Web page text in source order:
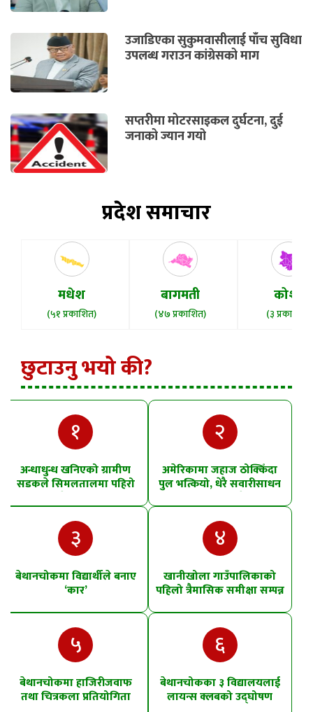
उजाडिएका सुकुमवासीलाई पाँच सुविधा
उपलब्ध गराउन कांग्रेसको माग
सप्तरीमा मोटरसाइकल दुर्घटना, दुई
जनाको ज्यान गयो
प्रदेश समाचार
मधेश
(५१ प्रकाशित)
बागमती
(४७ प्रकाशित)
कोशी
(३ प्रकाशित)
छुटाउनु भयो की?
१
अन्धाधुन्ध खनिएको ग्रामीण
सडकले सिमलतालमा पहिरो
२
अमेरिकामा जहाज ठोक्किँदा
पुल भत्कियो, धेरै सवारीसाधन
३
बेथानचोकमा विद्यार्थीले बनाए
‘कार’
४
खानीखोला गाउँपालिकाको
पहिलो त्रैमासिक समीक्षा सम्पन्न
५
बेथानचोकमा हाजिरीजवाफ
तथा चित्रकला प्रतियोगिता
६
बेथानचोकका ३ विद्यालयलाई
लायन्स क्लबको उद्घोषण